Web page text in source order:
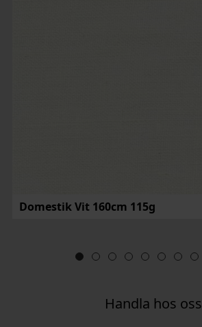
Domestik Vit 160cm 115g
Handla hos oss